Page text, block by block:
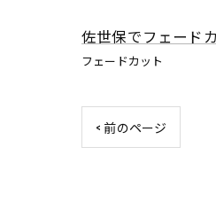
佐世保でフェード
フェードカット
< 前のページ